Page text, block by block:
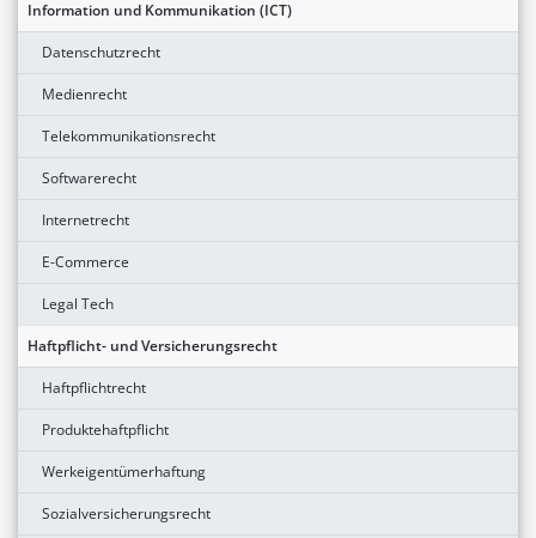
Information und Kommunikation (ICT)
Datenschutzrecht
Medienrecht
Telekommunikationsrecht
Softwarerecht
Internetrecht
E-Commerce
Legal Tech
Haftpflicht- und Versicherungsrecht
Haftpflichtrecht
Produktehaftpflicht
Werkeigentümerhaftung
Sozialversicherungsrecht